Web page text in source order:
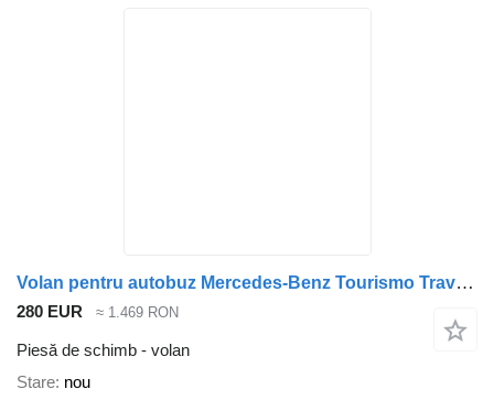
Volan pentru autobuz Mercedes-Benz Tourismo Travego O580
280 EUR ≈ 1.469 RON
Piesă de schimb - volan
Stare nou